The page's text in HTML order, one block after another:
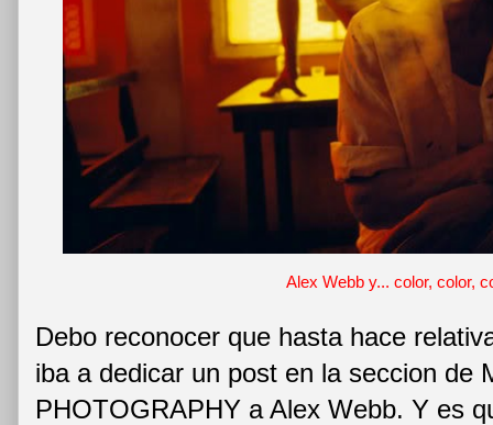
Alex Webb y... color, color,
Debo reconocer que hasta hace
iba a dedicar un post en la seccion de
PHOTOGRAPHY a Alex Webb. Y es